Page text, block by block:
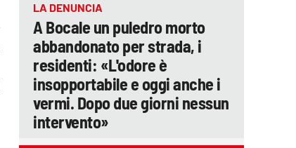
LA DENUNCIA
A Bocale un puledro morto
abbandonato per strada, i
residenti: «L'odore è
insopportabile e oggi anche i
vermi. Dopo due giorni nessun
intervento»